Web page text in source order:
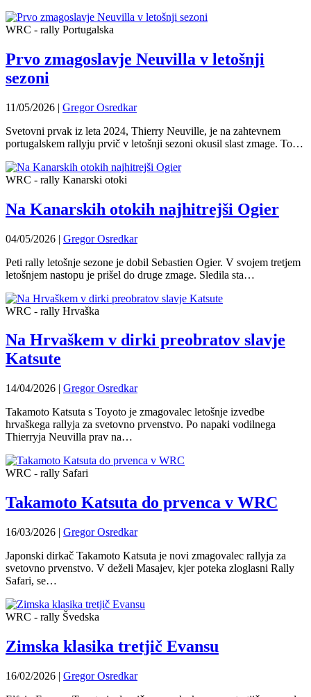
WRC - rally Portugalska
Prvo zmagoslavje Neuvilla v letošnji
sezoni
11/05/2026 | Gregor Osredkar
Svetovni prvak iz leta 2024, Thierry Neuville, je na zahtevnem
portugalskem rallyju prvič v letošnji sezoni okusil slast zmage. To…
WRC - rally Kanarski otoki
Na Kanarskih otokih najhitrejši Ogier
04/05/2026 | Gregor Osredkar
Peti rally letošnje sezone je dobil Sebastien Ogier. V svojem tretjem
letošnjem nastopu je prišel do druge zmage. Sledila sta…
WRC - rally Hrvaška
Na Hrvaškem v dirki preobratov slavje
Katsute
14/04/2026 | Gregor Osredkar
Takamoto Katsuta s Toyoto je zmagovalec letošnje izvedbe
hrvaškega rallyja za svetovno prvenstvo. Po napaki vodilnega
Thierryja Neuvilla prav na…
WRC - rally Safari
Takamoto Katsuta do prvenca v WRC
16/03/2026 | Gregor Osredkar
Japonski dirkač Takamoto Katsuta je novi zmagovalec rallyja za
svetovno prvenstvo. V deželi Masajev, kjer poteka zloglasni Rally
Safari, se…
WRC - rally Švedska
Zimska klasika tretjič Evansu
16/02/2026 | Gregor Osredkar